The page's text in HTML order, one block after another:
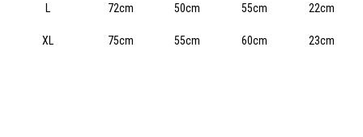
L 72cm 50cm 55cm 22cm
XL 75cm 55cm 60cm 23cm